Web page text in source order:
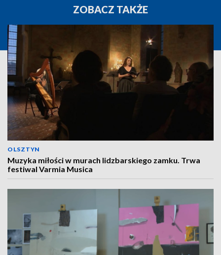
ZOBACZ TAKŻE
OLSZTYN
Muzyka miłości w murach lidzbarskiego zamku. Trwa
festiwal Varmia Musica